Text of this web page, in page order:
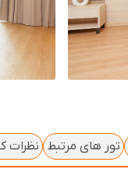
تور های مرتبط نظرات